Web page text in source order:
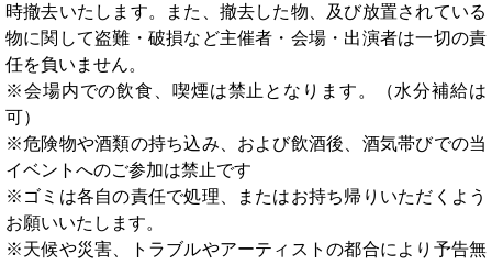
時撤去いたします。また、撤去した物、及び放置されている
物に関して盗難・破損など主催者・会場・出演者は一切の責
任を負いません。
※会場内での飲食、喫煙は禁止となります。（水分補給は
可）
※危険物や酒類の持ち込み、および飲酒後、酒気帯びでの当
イベントへのご参加は禁止です
※ゴミは各自の責任で処理、またはお持ち帰りいただくよう
お願いいたします。
※天候や災害、トラブルやアーティストの都合により予告無